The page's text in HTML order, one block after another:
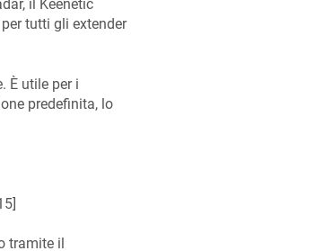
il Keenetic
tutti gli extender
È utile per i
predefinita, lo
]
tramite il